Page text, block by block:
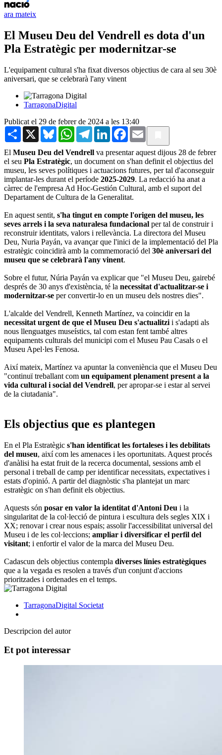
ara mateix
El Museu Deu del Vendrell es dota d'un
Pla Estratègic per modernitzar-se
L'equipament cultural s'ha fixat diversos objectius de cara al seu 30è
aniversari, que se celebrarà l'any vinent
TarragonaDigital
Publicat el 29 de febrer de 2024 a les 13:40
Share X BlueskyWhatsAppTelegramLinkedInFacebook
Email
El Museu Deu del Vendrell va presentar aquest dijous 28 de febrer
el seu Pla Estratègic, un document on s'han definit el objectius del
museu, les seves polítiques i actuacions futures, per tal d'aconseguir
implantar-les durant el període 2025-2029. La redacció ha anat a
càrrec de l'empresa Ad Hoc-Gestión Cultural, amb el suport del
Departament de Cultura de la Generalitat.
En aquest sentit, s'ha tingut en compte l'origen del museu, les
seves arrels i la seva naturalesa fundacional per tal de construir i
reconstruir identitats, valors i rellevància. La directora del Museu
Deu, Nuria Payán, va avançar que l'inici de la implementació del Pla
estratègic coincidirà amb la commemoració del 30è aniversari del
museu que se celebrarà l'any vinent.
Sobre el futur, Núria Payán va explicar que "el Museu Deu, gairebé
després de 30 anys d'existència, té la necessitat d'actualitzar-se i
modernitzar-se per convertir-lo en un museu dels nostres dies".
L'alcalde del Vendrell, Kenneth Martínez, va coincidir en la
necessitat urgent de que el Museu Deu s'actualitzi i s'adapti als
nous llenguatges museístics, tal com estan fent també altres
equipaments culturals del municipi com el Museu Pau Casals o el
Museu Apel·les Fenosa.
Així mateix, Martínez va apuntar la conveniència que el Museu Deu
"continuï treballant com un equipament plenament present a la
vida cultural i social del Vendrell, per apropar-se i estar al servei
de la ciutadania".
Els objectius que es plantegen
En el Pla Estratègic s'han identificat les fortaleses i les debilitats
del museu, així com les amenaces i les oportunitats. Aquest procés
d'anàlisi ha estat fruit de la recerca documental, sessions amb el
personal i treball de camp per identificar necessitats, expectatives i
estats d'opinió. A partir del diagnòstic s'ha plantejat un marc
estratègic on s'han definit els objectius.
Aquests són posar en valor la identitat d'Antoni Deu i la
singularitat de la col·lecció de pintura i escultura dels segles XIX i
XX; renovar i crear nous espais; assolir l'accessibilitat universal del
Museu i de les col·leccions; ampliar i diversificar el perfil del
visitant; i enfortir el valor de la marca del Museu Deu.
Cadascun dels objectius contempla diverses línies estratègiques
que a la vegada es resolen a través d'un conjunt d'accions
prioritzades i ordenades en el temps.
TarragonaDigital Societat
Descripcion del autor
Et pot interessar